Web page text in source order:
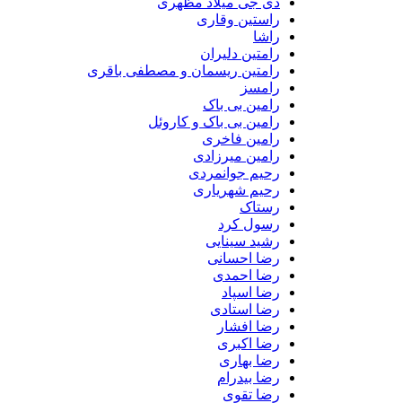
راستین وقاری
راشا
رامتین دلیران
رامتین ریسمان و مصطفی باقری
رامسز
رامین بی باک
رامین بی باک و کاروئل
رامین فاخری
رامین میرزادی
رحیم جوانمردی
رحیم شهریاری
رستاک
رسول کرد
رشید سینایی
رضا احسانی
رضا احمدی
رضا اسپاد
رضا استادی
رضا افشار
رضا اکبری
رضا بهاری
رضا بیدرام
رضا تقوی